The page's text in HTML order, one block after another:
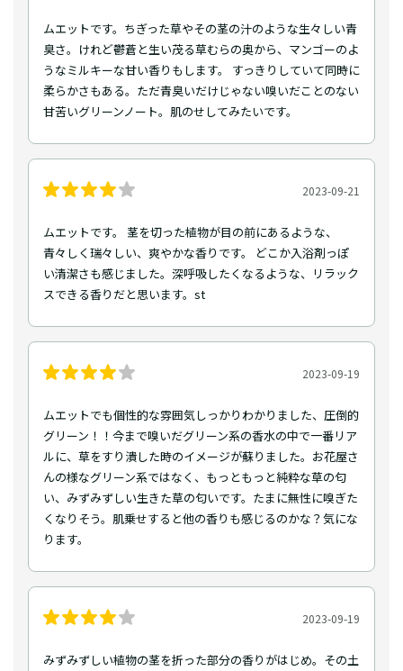
ムエットです。ちぎった草やその茎の汁のような生々しい青
臭さ。けれど鬱蒼と生い茂る草むらの奥から、マンゴーのよ
うなミルキーな甘い香りもします。 すっきりしていて同時に
柔らかさもある。ただ青臭いだけじゃない嗅いだことのない
甘苦いグリーンノート。肌のせしてみたいです。
2023-09-21
ムエットです。 茎を切った植物が目の前にあるような、
青々しく瑞々しい、爽やかな香りです。 どこか入浴剤っぽ
い清潔さも感じました。深呼吸したくなるような、リラック
スできる香りだと思います。st
2023-09-19
ムエットでも個性的な雰囲気しっかりわかりました、圧倒的
グリーン！！今まで嗅いだグリーン系の香水の中で一番リア
ルに、草をすり潰した時のイメージが蘇りました。お花屋さ
んの様なグリーン系ではなく、もっともっと純粋な草の匂
い、みずみずしい生きた草の匂いです。たまに無性に嗅ぎた
くなりそう。肌乗せすると他の香りも感じるのかな？気にな
ります。
2023-09-19
みずみずしい植物の茎を折った部分の香りがはじめ。その土